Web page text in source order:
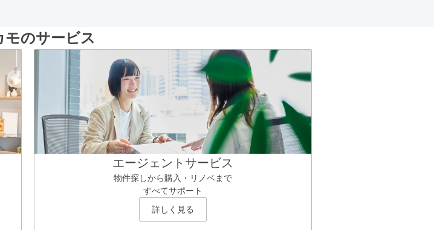
モのサービス
エージェントサービス
物件探しから購入・リノベまで
すべてサポート
詳しく見る